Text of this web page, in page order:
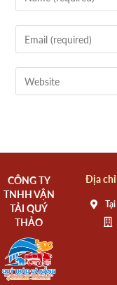
CÔNG TY
TNHH VẬN
TẢI QUÝ
THẢO
Địa chỉ